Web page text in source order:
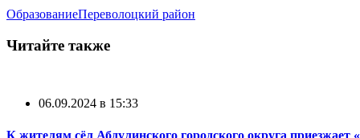
ОбразованиеПереволоцкий район
Читайте также
06.09.2024 в 15:33
К жителям сёл Абдулинского городского округа